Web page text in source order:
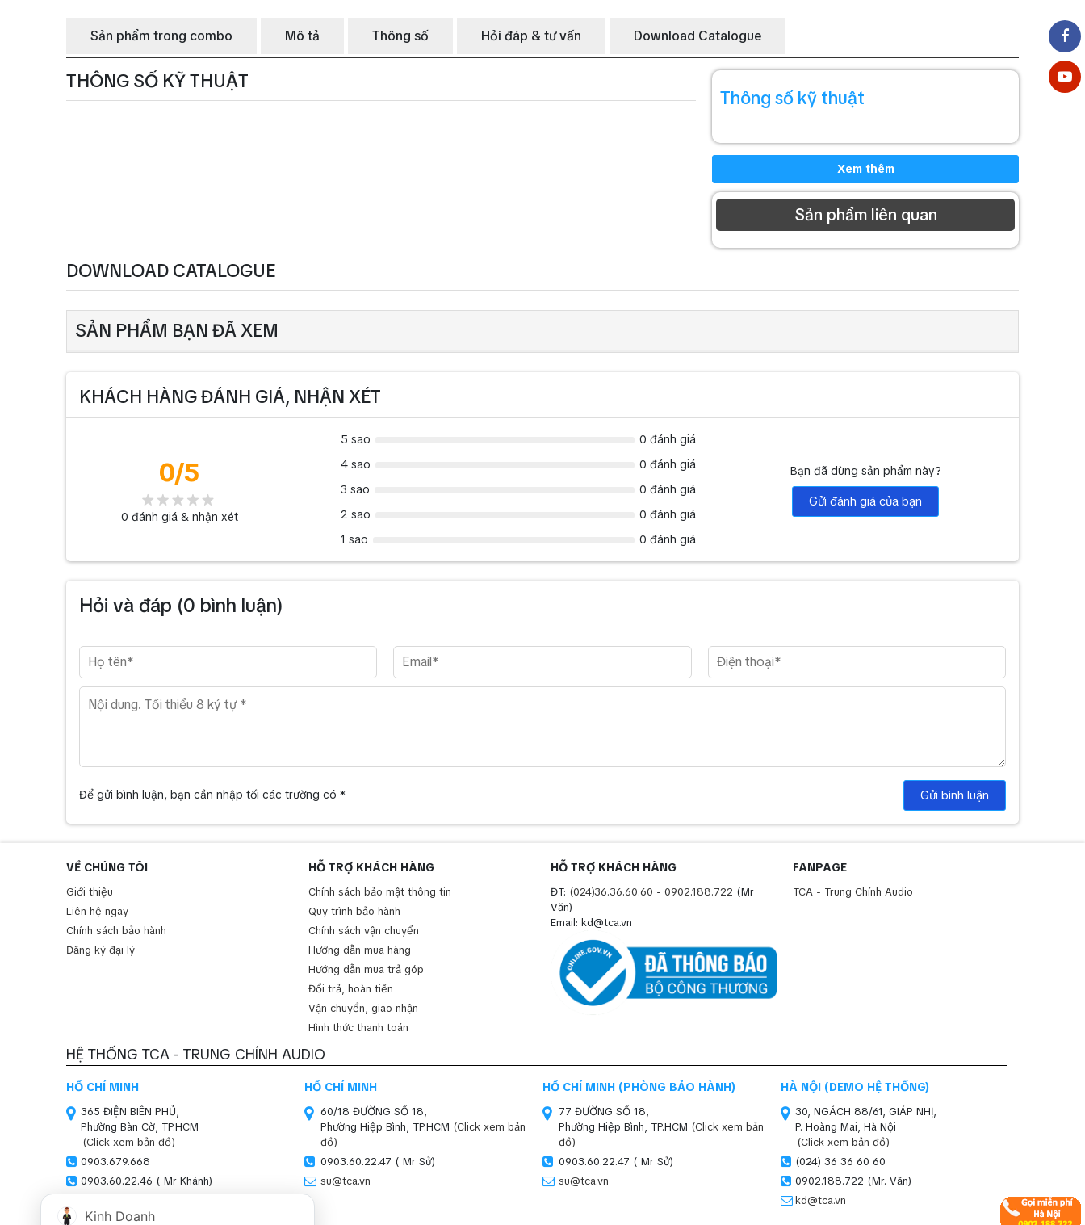
Sản phẩm trong combo Mô tả Thông số Hỏi đáp & tư vấn Download Catalogue
THÔNG SỐ KỸ THUẬT
Thông số kỹ thuật
Xem thêm
Sản phẩm liên quan
DOWNLOAD CATALOGUE
SẢN PHẨM BẠN ĐÃ XEM
KHÁCH HÀNG ĐÁNH GIÁ, NHẬN XÉT
0/5
0 đánh giá & nhận xét
5 sao
0 đánh giá
4 sao
0 đánh giá
3 sao
0 đánh giá
2 sao
0 đánh giá
1 sao
0 đánh giá
Bạn đã dùng sản phẩm này?
Gửi đánh giá của bạn
Hỏi và đáp (0 bình luận)
Để gửi bình luận, bạn cần nhập tối các trường có * Gửi bình luận
VỀ CHÚNG TÔI
Giới thiệu
Liên hệ ngay
Chính sách bảo hành
Đăng ký đại lý
HỖ TRỢ KHÁCH HÀNG
Chính sách bảo mật thông tin
Quy trình bảo hành
Chính sách vận chuyển
Hướng dẫn mua hàng
Hướng dẫn mua trả góp
Đổi trả, hoàn tiền
Vận chuyển, giao nhận
Hình thức thanh toán
HỖ TRỢ KHÁCH HÀNG
ĐT: (024)36.36.60.60 - 0902.188.722 (Mr
Văn)
Email: kd@tca.vn
FANPAGE
TCA - Trung Chính Audio
HỆ THỐNG TCA - TRUNG CHÍNH AUDIO
HỒ CHÍ MINH
365 ĐIỆN BIÊN PHỦ,
Phường Bàn Cờ, TP.HCM
(Click xem bản đồ)
0903.679.668
0903.60.22.46 ( Mr Khánh)
HỒ CHÍ MINH
60/18 ĐƯỜNG SỐ 18,
Phường Hiệp Bình, TP.HCM (Click xem bản
đồ)
0903.60.22.47 ( Mr Sử)
su@tca.vn
HỒ CHÍ MINH (PHÒNG BẢO HÀNH)
77 ĐƯỜNG SỐ 18,
Phường Hiệp Bình, TP.HCM (Click xem bản
đồ)
0903.60.22.47 ( Mr Sử)
su@tca.vn
HÀ NỘI (DEMO HỆ THỐNG)
30, NGÁCH 88/61, GIÁP NHỊ,
P. Hoàng Mai, Hà Nội
(Click xem bản đồ)
(024) 36 36 60 60
0902.188.722 (Mr. Văn)
kd@tca.vn
HÀ NỘI (SHOWROOM)
Kinh Doanh